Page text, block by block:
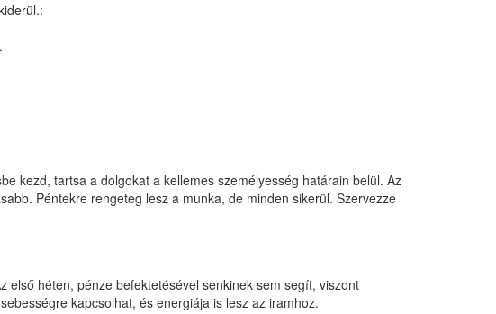
kezd, tartsa a dolgokat a kellemes személyesség határain belül. Az
Péntekre rengeteg lesz a munka, de minden sikerül. Szervezze
első héten, pénze befektetésével senkinek sem segít, viszont
kapcsolhat, és energiája is lesz az iramhoz.